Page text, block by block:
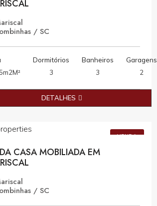
/ SC
Dormitórios
3
Banheiros
3
Garagens
2
DETALHES
VENDA
CASA MOBILIADA EM
/ SC